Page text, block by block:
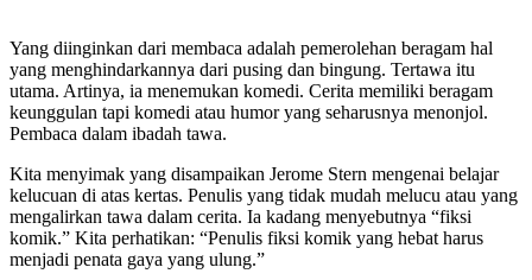
Yang diinginkan dari membaca adalah pemerolehan beragam hal
yang menghindarkannya dari pusing dan bingung. Tertawa itu
utama. Artinya, ia menemukan komedi. Cerita memiliki beragam
keunggulan tapi komedi atau humor yang seharusnya menonjol.
Pembaca dalam ibadah tawa.
Kita menyimak yang disampaikan Jerome Stern mengenai belajar
kelucuan di atas kertas. Penulis yang tidak mudah melucu atau yang
mengalirkan tawa dalam cerita. Ia kadang menyebutnya “fiksi
komik.” Kita perhatikan: “Penulis fiksi komik yang hebat harus
menjadi penata gaya yang ulung.”